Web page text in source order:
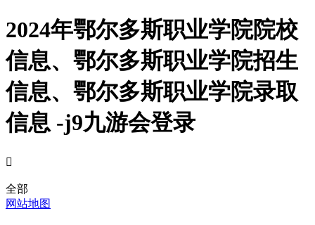
2024年鄂尔多斯职业学院院校
信息、鄂尔多斯职业学院招生
信息、鄂尔多斯职业学院录取
信息 -j9九游会登录

全部
网站地图